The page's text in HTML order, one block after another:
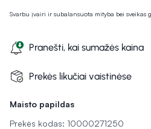
Maisto papildas
Prekės kodas: 10000271250
Svarbu įvairi ir subalansuota mityba bei sveikas
Pranešti, kai sumažės kaina
Prekės likučiai vaistinėse